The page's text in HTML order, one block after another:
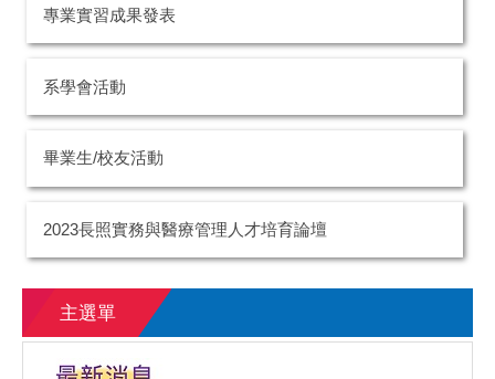
專業實習成果發表
系學會活動
畢業生/校友活動
2023長照實務與醫療管理人才培育論壇
主選單